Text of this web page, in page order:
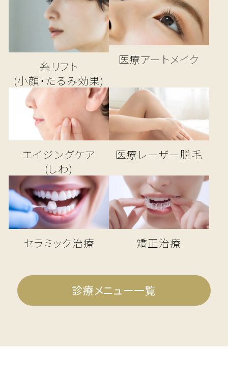
糸リフト
(小顔・たるみ効果)
医療アートメイク
エイジングケア
(しわ)
医療レーザー脱毛
セラミック治療 矯正治療
診療メニュー一覧